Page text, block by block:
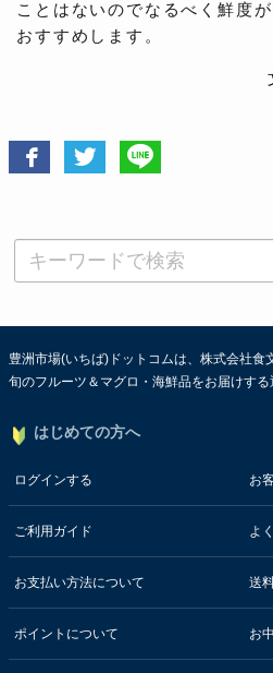
ことはないのでなるべく鮮度
おすすめします。
豊洲市場(いちば)ドットコムは、株式会社食
旬のフルーツ＆マグロ・海鮮品をお届けす
はじめての方へ
ログインする お
ご利用ガイド よ
お支払い方法について 送
ポイントについて お